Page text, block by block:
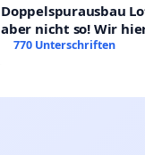
Doppelspurausbau
aber nicht so! Wir
Rechte!
770 Unterschriften